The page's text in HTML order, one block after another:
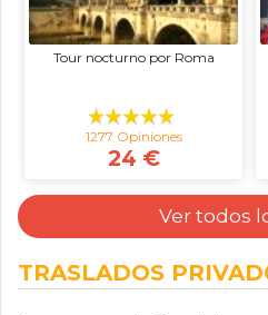
Tour nocturno por Roma
1277 Opiniones
24 €
Ver todos
TRASLADOS